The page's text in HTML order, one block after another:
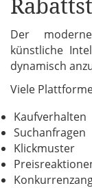
Der
künstliche
dynamisch
Viele
Kaufverhalten
Suchanfragen
Klickmuster